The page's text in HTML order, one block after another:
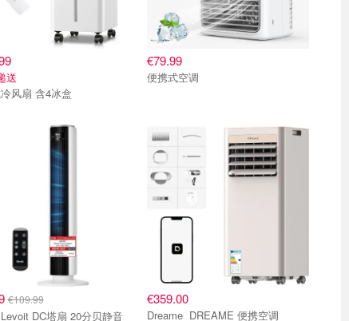
送
风扇 含4冰盒
€79.99
便携式空调
€109.99
levoit Levoit DC塔扇 20分贝静音
€359.00
Dreame DREAME 便携空调